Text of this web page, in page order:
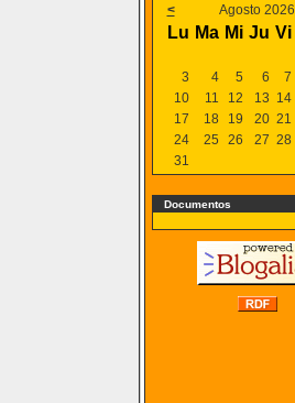
< Agosto 2026
Lu Ma Mi Ju Vi
3
4 5 6 7
10
11 12 13 14
17
18 19 20 21
24
25 26 27 28
31
Documentos